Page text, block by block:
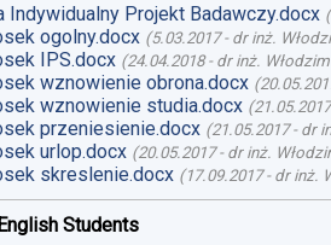
Indywidualny Projekt Badawczy.docx (
ogolny.docx (5.03.2017- dr inż.
IPS.docx (24.04.2018- dr inż.
wznowienie obrona.docx (
wznowienie studia.docx (21.05.2017
przeniesienie.docx (21.05.2017- dr
urlop.docx (20.05.2017- dr inż.
skreslenie.docx (17.09.2017- dr inż.
Students